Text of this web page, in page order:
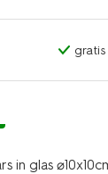
in glas